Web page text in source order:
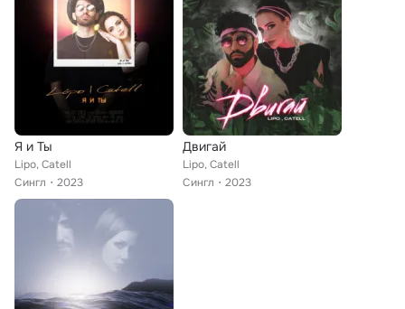
Я и Ты
Lipo, Catell
Сингл
2023
Двигай
Lipo, Catell
Сингл
2023